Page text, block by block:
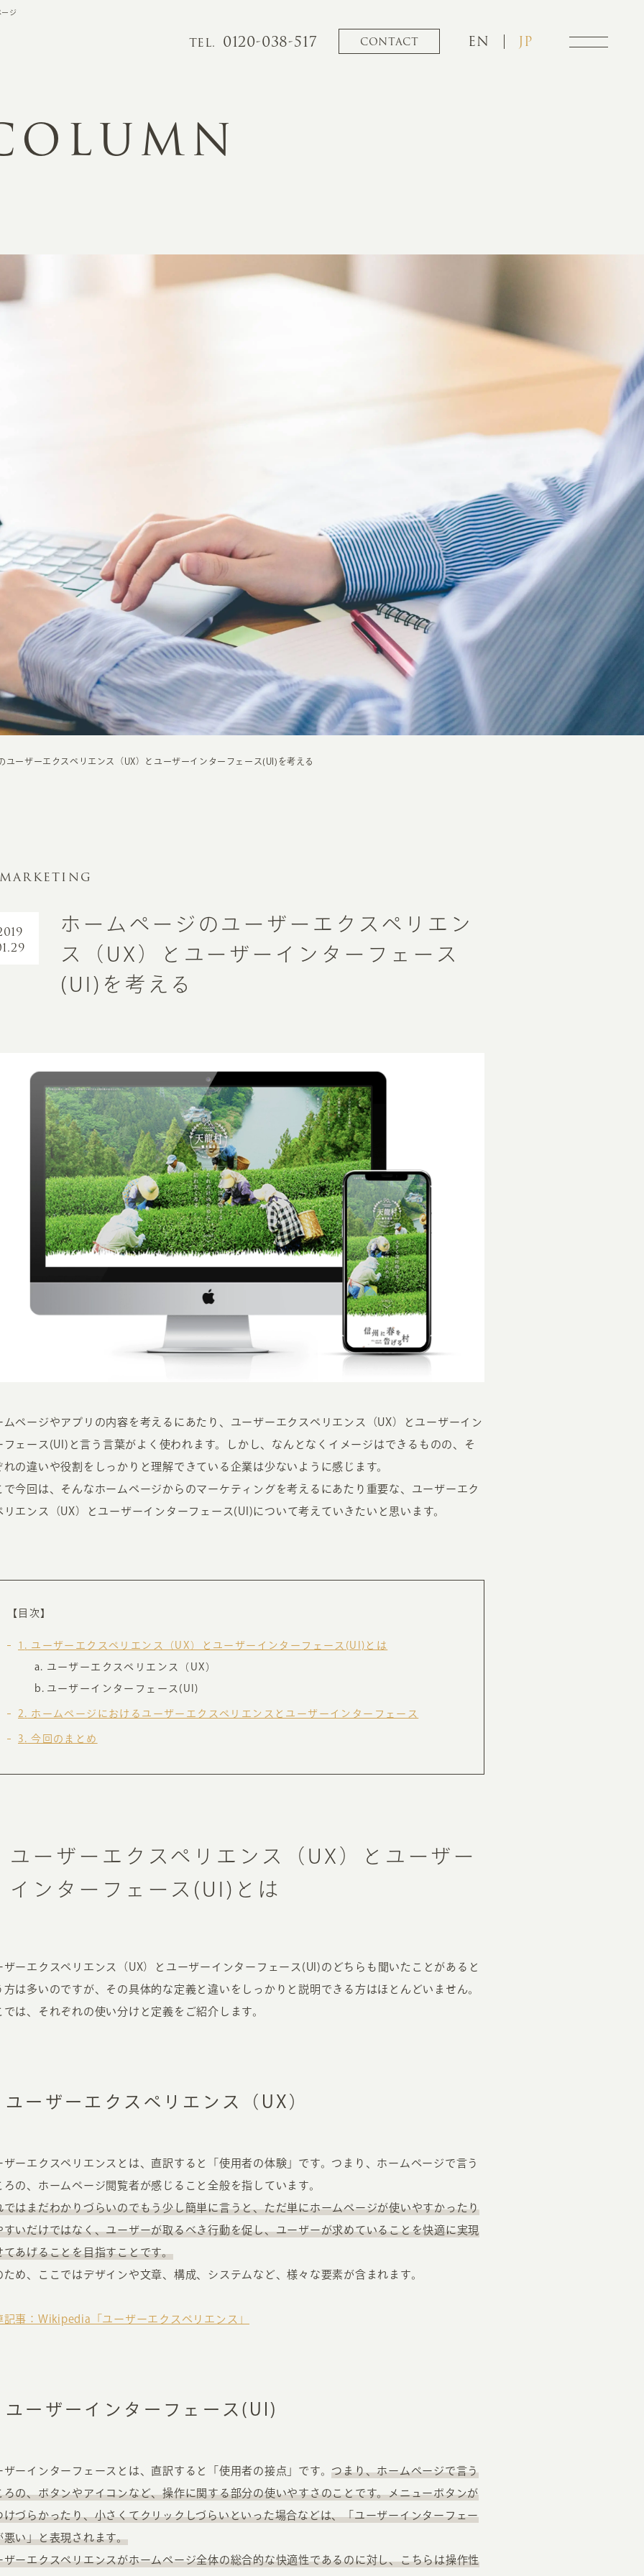
ジ
TEL. 0120-038-517 CONTACT EN JP
INFORMATION
ホーム
ABOUT
ホームページ集客にかける想い
CREATION
オンカのホームページ制作
クライアント専属チームによる戦略会議
MARKETING
ユーザーエクスペリエンス（UX）とユーザーインターフェース(UI)を考える
MARKETING
ホームページのユーザーエクスペリエン
ス（UX）とユーザーインターフェース
(UI)を考える
ムページやアプリの内容を考えるにあたり、ユーザーエクスペリエンス（UX）とユーザーイン
フェース(UI)と言う言葉がよく使われます。しかし、なんとなくイメージはできるものの、そ
れの違いや役割をしっかりと理解できている企業は少ないように感じます。
で今回は、そんなホームページからのマーケティングを考えるにあたり重要な、ユーザーエク
リエンス（UX）とユーザーインターフェース(UI)について考えていきたいと思います。
【目次】
1 ユーザーエクスペリエンス（UX）とユーザーインターフェース(UI)とは
ユーザーエクスペリエンス（UX）
ユーザーインターフェース(UI)
2 ホームページにおけるユーザーエクスペリエンスとユーザーインターフェース
3 今回のまとめ
ユーザーエクスペリエンス（UX）とユーザー
インターフェース(UI)とは
ザーエクスペリエンス（UX）とユーザーインターフェース(UI)のどちらも聞いたことがあると
方は多いのですが、その具体的な定義と違いをしっかりと説明できる方はほとんどいません。
では、それぞれの使い分けと定義をご紹介します。
ユーザーエクスペリエンス（UX）
ザーエクスペリエンスとは、直訳すると「使用者の体験」です。つまり、ホームページで言う
ろの、ホームページ閲覧者が感じること全般を指しています。
ではまだわかりづらいのでもう少し簡単に言うと、ただ単にホームページが使いやすかったり
すいだけではなく、ユーザーが取るべき行動を促し、ユーザーが求めていることを快適に実現
てあげることを目指すことです。
ため、ここではデザインや文章、構成、システムなど、様々な要素が含まれます。
記事：Wikipedia「ユーザーエクスペリエンス」
ユーザーインターフェース(UI)
ザーインターフェースとは、直訳すると「使用者の接点」です。つまり、ホームページで言う
ろの、ボタンやアイコンなど、操作に関する部分の使いやすさのことです。メニューボタンが
けづらかったり、小さくてクリックしづらいといった場合などは、「ユーザーインターフェー
悪い」と表現されます。
ザーエクスペリエンスがホームページ全体の総合的な快適性であるのに対し、こちらは操作性